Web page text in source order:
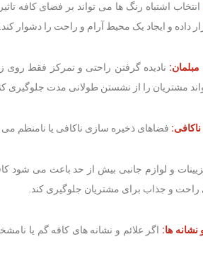
انتخاب اشتباه رنگ ها می تواند بر فضای کافه
داده و ایجاد یک محیط آرام و راحت را دشوار کند.
نادیده گرفتن راحتی و تمرکز فقط روی
مشتریان را از نشستن طولانی مدت جلوگیری
فضاهای ذخیره سازی ناکافی یا نامنظم
و لوازم جانبی بیش از حد باعث می شود
راحت و جذاب برای مشتریان جلوگیری کند.
نشانه ها: اگر علائم و نشانه های کافه گم یا